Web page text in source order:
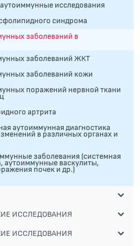
исследования
синдрома
заболеваний в
заболеваний ЖКТ
заболеваний кожи
поражений нервной ткани
артрита
аутоиммунная диагностика
в различных органах и
заболевания (системная
аутоиммунные васкулиты,
почек и др.)
ИССЛЕДОВАНИЯ
ИССЛЕДОВАНИЯ